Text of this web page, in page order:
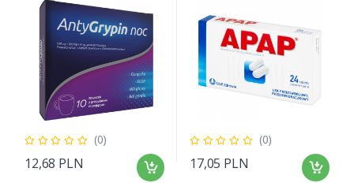
(0)
12,68 PLN
(0)
17,05 PLN